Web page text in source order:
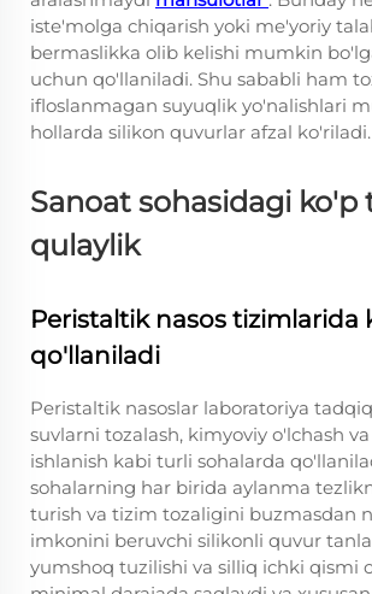
iste'molga chiqarish yoki me'yoriy
bermaslikka olib kelishi mumkin
uchun qo'llaniladi. Shu sababli ham
ifloslanmagan suyuqlik yo'nalishlari
hollarda silikon quvurlar afzal ko'riladi.
Sanoat sohasidagi
qulaylik
Peristaltik nasos tizimlarida
qo'llaniladi
Peristaltik nasoslar laboratoriya
suvlarni tozalash, kimyoviy o'lchash
ishlanish kabi turli sohalarda
sohalarning har birida aylanma
turish va tizim tozaligini buzmasdan
imkonini beruvchi silikonli quvur
yumshoq tuzilishi va silliq ichki qismi